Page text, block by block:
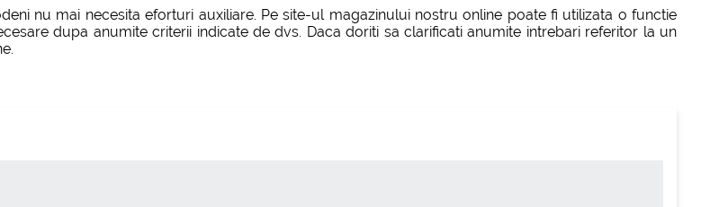
nu mai necesita eforturi auxiliare. Pe site-ul magazinului nostru online poate fi utilizata o functie
dupa anumite criterii indicate de dvs. Daca doriti sa clarificati anumite intrebari referitor la un